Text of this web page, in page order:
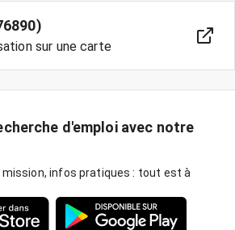
sur une carte
d'emploi avec notre
infos pratiques : tout est à